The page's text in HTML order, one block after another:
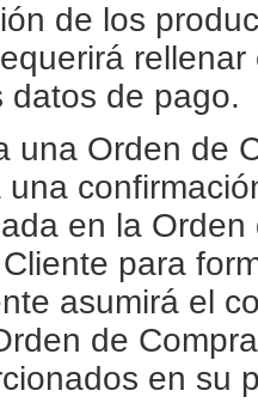
de los
datos de pago.
una Orden de
en la
para
asumirá el
de
en su